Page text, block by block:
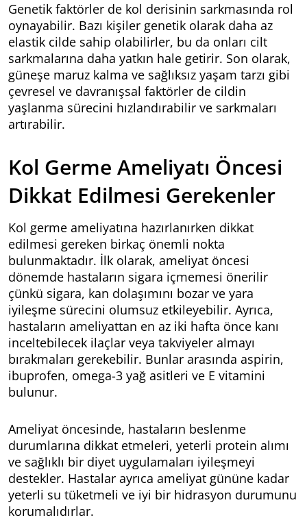
Genetik faktörler de kol derisinin sarkmasında rol
oynayabilir. Bazı kişiler genetik olarak daha az
elastik cilde sahip olabilirler, bu da onları cilt
sarkmalarına daha yatkın hale getirir. Son olarak,
güneşe maruz kalma ve sağlıksız yaşam tarzı gibi
çevresel ve davranışsal faktörler de cildin
yaşlanma sürecini hızlandırabilir ve sarkmaları
artırabilir.
Kol Germe Ameliyatı Öncesi
Dikkat Edilmesi Gerekenler
Kol germe ameliyatına hazırlanırken dikkat
edilmesi gereken birkaç önemli nokta
bulunmaktadır. İlk olarak, ameliyat öncesi
dönemde hastaların sigara içmemesi önerilir
çünkü sigara, kan dolaşımını bozar ve yara
iyileşme sürecini olumsuz etkileyebilir. Ayrıca,
hastaların ameliyattan en az iki hafta önce kanı
inceltebilecek ilaçlar veya takviyeler almayı
bırakmaları gerekebilir. Bunlar arasında aspirin,
ibuprofen, omega-3 yağ asitleri ve E vitamini
bulunur.
Ameliyat öncesinde, hastaların beslenme
durumlarına dikkat etmeleri, yeterli protein alımı
ve sağlıklı bir diyet uygulamaları iyileşmeyi
destekler. Hastalar ayrıca ameliyat gününe kadar
yeterli su tüketmeli ve iyi bir hidrasyon durumunu
korumalıdırlar.